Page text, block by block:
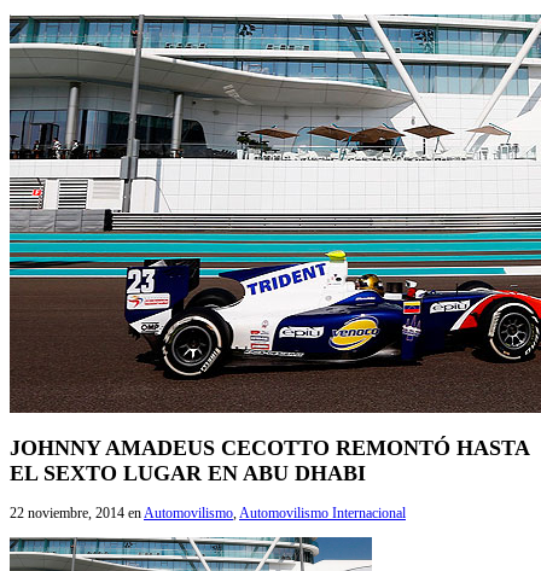
JOHNNY AMADEUS CECOTTO REMONTÓ HASTA
EL SEXTO LUGAR EN ABU DHABI
22 noviembre, 2014 en Automovilismo Automovilismo Internacional